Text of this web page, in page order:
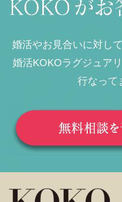
婚活やお見合いに対し
婚活KOKOラグジュア
行なって